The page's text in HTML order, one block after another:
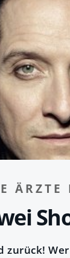
ÄRZTE
zurück!